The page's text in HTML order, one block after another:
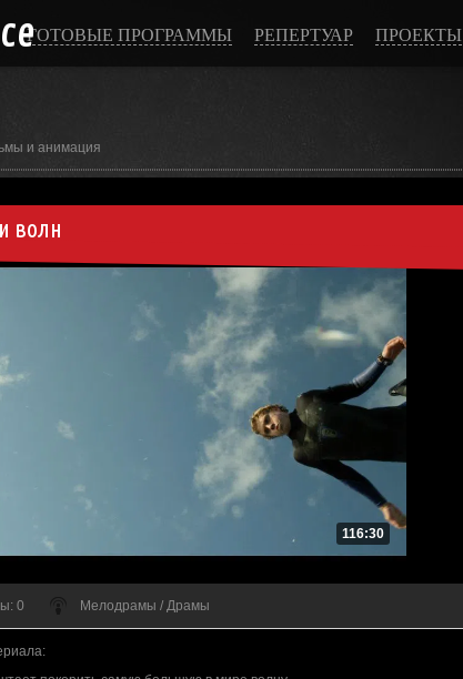
ГОТОВЫЕ ПРОГРАММЫ РЕПЕРТУАР ПРОЕКТЫ
и анимация
волн
116:30
: 0 Мелодрамы / Драмы
: